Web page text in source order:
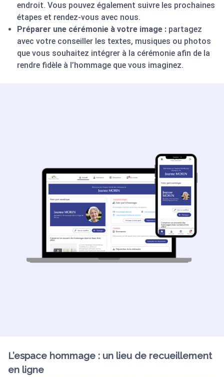
endroit. Vous pouvez également suivre les prochaines
étapes et rendez-vous avec nous.
Préparer une cérémonie à votre image : partagez
avec votre conseiller les textes, musiques ou photos
que vous souhaitez intégrer à la cérémonie afin de la
rendre fidèle à l’hommage que vous imaginez.
L’espace hommage : un lieu de recueillement
en ligne